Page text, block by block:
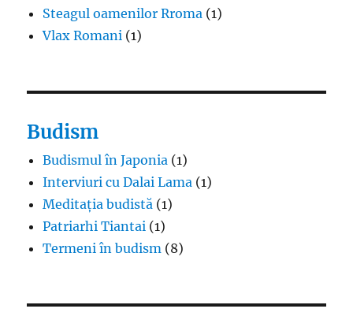
Steagul oamenilor Rroma (1)
Vlax Romani (1)
Budism
Budismul în Japonia (1)
Interviuri cu Dalai Lama (1)
Meditația budistă (1)
Patriarhi Tiantai (1)
Termeni în budism (8)